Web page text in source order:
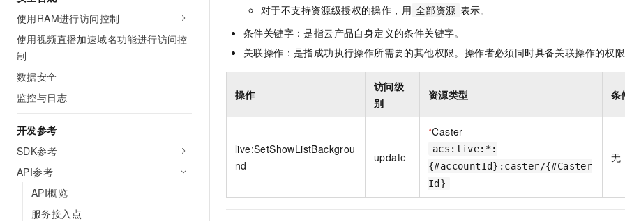
使用RAM进行访问控制
使用视频直播加速域名功能进行访问控
制
数据安全
监控与日志
开发参考
SDK参考
API参考
API概览
服务接入点
对于不支持资源级授权的操作，用 全部资源 表示。
条件关键字：是指云产品自身定义的条件关键字。
关联操作：是指成功执行操作所需要的其他权限。操作者必须同时具备关联操作的权
操作
访问级
别
资源类型 条
live:SetShowListBackgrou
nd
update
*Caster
acs:live:*:
{#accountId}:caster/{#Caster
Id}
无